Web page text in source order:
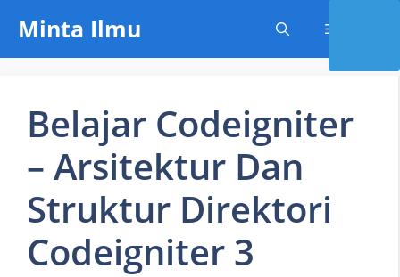
content
Minta Ilmu
Belajar Codeigniter
– Arsitektur Dan
Struktur Direktori
Codeigniter 3